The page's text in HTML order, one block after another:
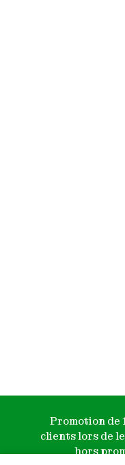
Promotion de
clients lors de
hors